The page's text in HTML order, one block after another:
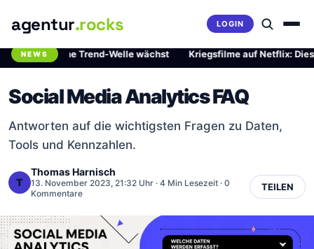
agentur.rocks LOGIN
NEWS
Breaking News Ticker
Trend-Welle wächst· Kriegsfilme auf Netflix: Diese
Social Media Analytics FAQ
Antworten auf die wichtigsten Fragen zu Daten,
Tools und Kennzahlen.
T
Thomas Harnisch
13. November 2023, 21:32 Uhr · 4 Min Lesezeit · 0
Kommentare
TEILEN